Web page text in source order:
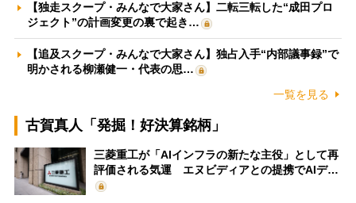
【独走スクープ・みんなで大家さん】二転三転した“成田プロ
ジェクト”の計画変更の裏で起き…
【追及スクープ・みんなで大家さん】独占入手“内部議事録”で
明かされる柳瀬健一・代表の思…
一覧を見る
古賀真人「発掘！好決算銘柄」
三菱重工が「AIインフラの新たな主役」として再
評価される気運 エヌビディアとの提携でAIデ…